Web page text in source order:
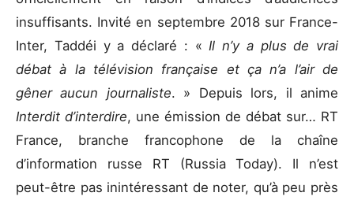
insuffisants. Invité en septembre 2018 sur France-
Inter, Taddéi y a déclaré : «Il n’y a plus de vrai
débat à la télévision française et ça n’a l’air de
gêner aucun journaliste. » Depuis lors, il anime
Interdit d’interdire, une émission de débat sur… RT
France, branche francophone de la chaîne
d’information russe RT (Russia Today). Il n’est
peut-être pas inintéressant de noter, qu’à peu près